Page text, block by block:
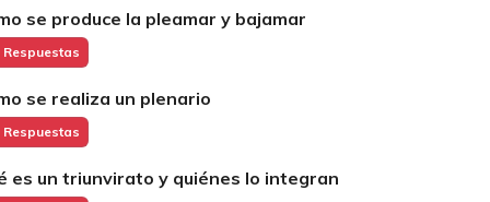
se produce la pleamar y bajamar
Respuestas
se realiza un plenario
Respuestas
es un triunvirato y quiénes lo integran